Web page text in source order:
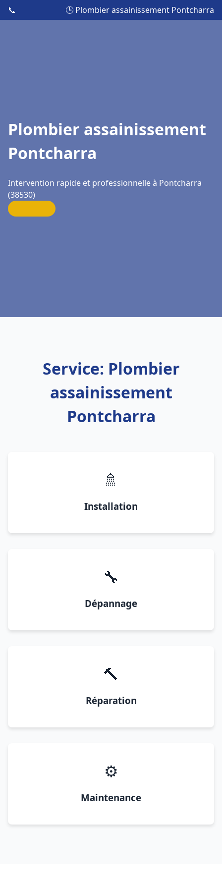
📞 🕒 Plombier assainissement Pontcharra
Plombier assainissement
Pontcharra
Intervention rapide et professionnelle à Pontcharra
(38530)
Service: Plombier
assainissement
Pontcharra
🚿
Installation
🔧
Dépannage
🔨
Réparation
⚙️
Maintenance